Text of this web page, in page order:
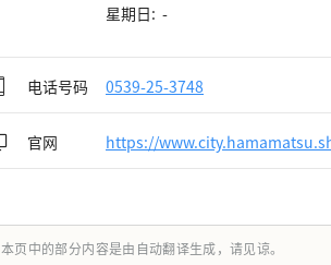
星期日: -
电话号码 0539-25-3748
官网 https://
本页中的部分内容是由自动翻译生成，请见谅。